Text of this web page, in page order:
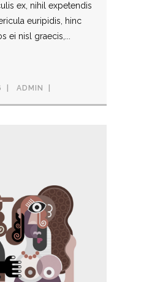
ex, nihil expetendis
euripidis, hinc
ei nisl graecis,...
ADMIN